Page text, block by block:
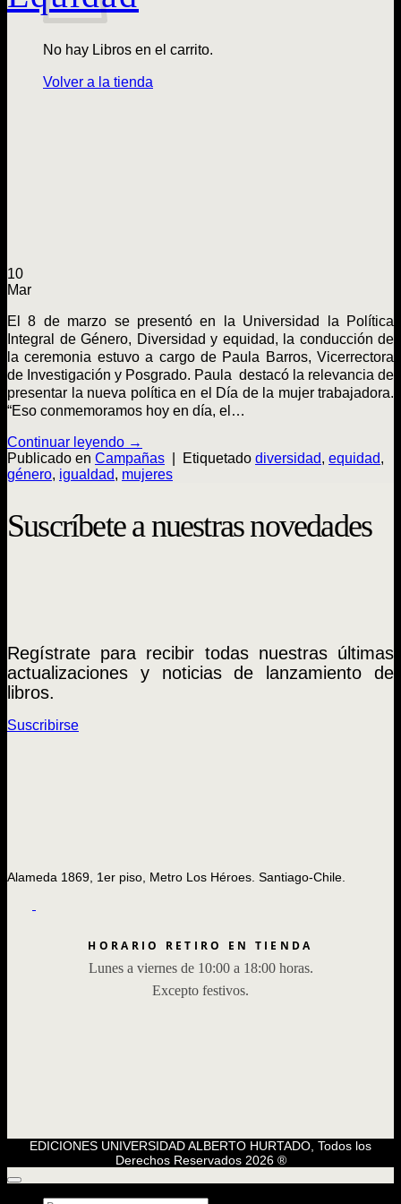
No hay Libros en el carrito.
Volver a la tienda
10
Mar
El 8 de marzo se presentó en la Universidad la Política
Integral de Género, Diversidad y equidad, la conducción de
la ceremonia estuvo a cargo de Paula Barros, Vicerrectora
de Investigación y Posgrado. Paula destacó la relevancia de
presentar la nueva política en el Día de la mujer trabajadora.
“Eso conmemoramos hoy en día, el…
Continuar leyendo →
Publicado en Campañas Etiquetado diversidad, equidad,
género, igualdad, mujeres
Suscríbete a nuestras novedades
Regístrate para recibir todas nuestras últimas
actualizaciones y noticias de lanzamiento de
libros.
Suscribirse
Alameda 1869, 1er piso, Metro Los Héroes. Santiago-Chile.
HORARIO RETIRO EN TIENDA
Lunes a viernes de 10:00 a 18:00 horas.
Excepto festivos.
EDICIONES UNIVERSIDAD ALBERTO HURTADO, Todos los
Derechos Reservados 2026 ®